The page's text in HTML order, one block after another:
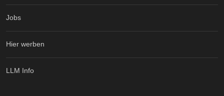
Jobs
Hier werben
LLM Info